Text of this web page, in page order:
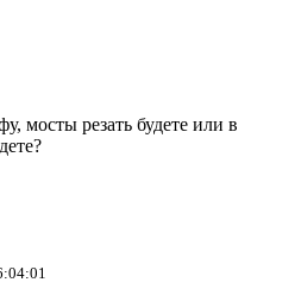
мосты резать будете или в